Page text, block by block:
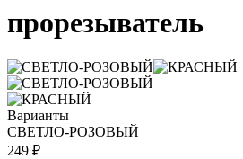
прорезыватель
Варианты
СВЕТЛО-РОЗОВЫЙ
249 ₽